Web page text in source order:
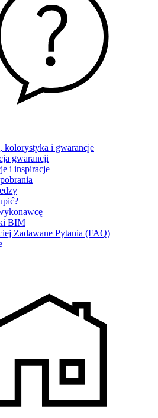
kolorystyka i gwarancje
gwarancji
i inspiracje
BIM
Zadawane Pytania (FAQ)